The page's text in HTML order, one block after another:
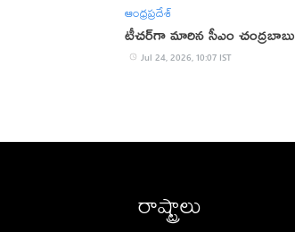
ఆంధ్రప్రదేశ్
టీచర్‌గా మారిన సీఎం చంద్రబాబు
Jul 24, 2026, 10:07 IST
రాష్ట్రాలు